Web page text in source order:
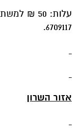
6709117.
אזור השרון